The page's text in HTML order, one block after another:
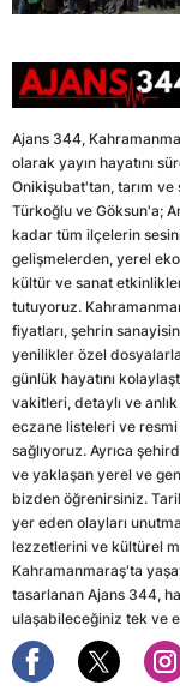
Ajans 344,
olarak yayın hayatını
Onikişubat'tan, tarım
Türkoğlu ve Göksun'a;
kadar tüm ilçelerin
gelişmelerden, yerel
kültür ve sanat
tutuyoruz.
fiyatları, şehrin
yenilikler özel dosyalarla
günlük hayatını
vakitleri, detaylı ve
eczane listeleri ve resmi
sağlıyoruz. Ayrıca
ve yaklaşan yerel ve
bizden öğrenirsiniz.
yer eden olayları
lezzetlerini ve kültürel
Kahramanmaraş'ta
tasarlanan Ajans 344,
ulaşabileceğiniz tek ve